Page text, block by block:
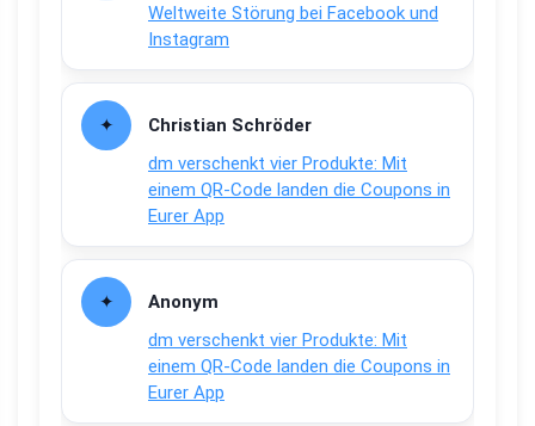
Weltweite Störung bei Facebook und
Instagram
Christian Schröder
dm verschenkt vier Produkte: Mit
einem QR-Code landen die Coupons in
Eurer App
Anonym
dm verschenkt vier Produkte: Mit
einem QR-Code landen die Coupons in
Eurer App